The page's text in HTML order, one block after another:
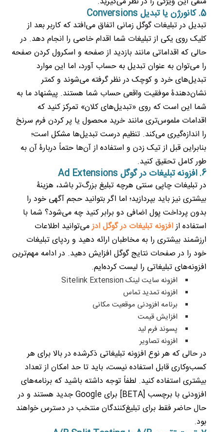
5. کانورژن یا تبدیل Conversions
تبدیل در تبلیغات گوگل زمانی اتفاق می‌افتد که کاربر بعد از
کلیک روی یکی از تبلیغات شما اقدام خاصی را انجام دهد. در
حالی که اقداماتی مانند بازدید از صفحه و اسکرول کردن صفحه
را می‌توان به عنوان تبدیل به حساب آورد، اما این‌ موارد
تبدیل‌های خرد و کوچک در نظر گرفته می‌شوند و کمتر
نشان‌دهندۀ موفقیت واقعی حساب شما هستند. پیشنهاد ما به
شما این است که روی «تبدیل‌های کلان» تمرکز کنید که
اقدامات ملموس‌تری مانند خرید محصول یا پر کردن فرم سرنخ
را اندازه‌گیری می‌کند. تنظیم درست تبدیل‌ها مشکل‌ است؛
بنابراین قبل از تیک زدن و استفاده از آن‌ها حتماً دربارۀ آن به
طور کامل تحقیق کنید.
6. افزونه تبلیغات در گوگل Ad Extensions
در تبلیغات چاپی سنتی هرچه تبلیغ بزرگ‌تر باشد، هزینۀ
بیشتری نیز باید بپردازید؛ اما اگر بتوانید حجم آگهی خود را
بدون پرداخت پول اضافی دو برابر کنید چه می‌شود؟ شما با
استفاده ازافزونه‌ تبلیغات در گوگل ادزمی‌توانید اطلاعات
ارزشمند بیشتری را به مخاطبان ارائه دهید و ردپای تبلیغات
خود را در صفحات نتایج گوگل افزایش دهید. در ادامه مهم‌ترین
افزونه‌های تبلیغاتی را لیست کرده‌ایم.
افزونه سایت لینک Sitelink Extension
افزونه تمدید تماس
برنامه افزودنی موقعیت مکانی
افزایش قیمت
پسوند فرم لید
افزونه تصاویر
در حالی که هر نوع افزونه تبلیغاتی ذکرشده در بالا برای هر
کسب‌وکاری قابل استفاده نیست، باید تا حد امکان از تعداد
بیشتری استفاده کنید. لطفاً توجه داشته باشید که برنامه‌های
افزودنی با برچسب [BETA] برای Google جدید هستند و در
حال حاضر فقط برای تبلیغ‌کنندگان منتخب در دسترس خواهند
بود.